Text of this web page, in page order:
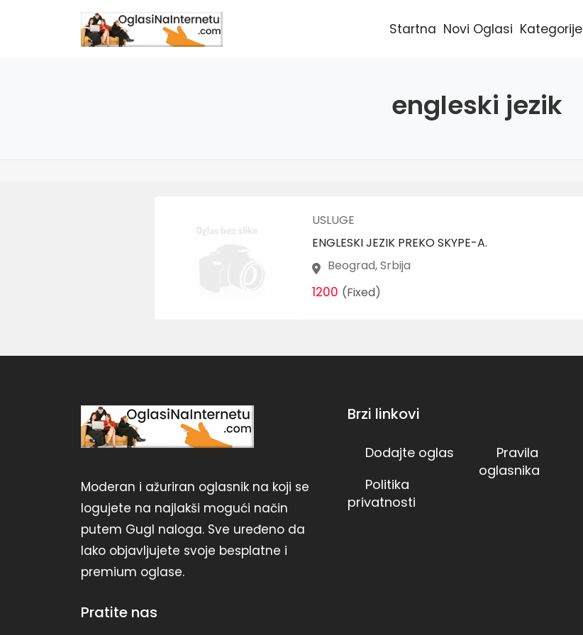
Startna Novi Oglasi Kategorije
engleski jezik
USLUGE
ENGLESKI JEZIK PREKO SKYPE-A.
Beograd, Srbija
1200 (Fixed)
Moderan i ažuriran oglasnik na koji se
logujete na najlakši mogući način
putem Gugl naloga. Sve uređeno da
lako objavljujete svoje besplatne i
premium oglase.
Pratite nas
Brzi linkovi
Dodajte oglas
Politika
privatnosti
Pravila
oglasnika